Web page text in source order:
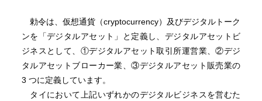
勅令は、仮想通貨（cryptocurrency）及びデジタルトーク
ンを「デジタルアセット」と定義し、デジタルアセットビ
ジネスとして、①デジタルアセット取引所運営業、②デジ
タルアセットブローカー業、③デジタルアセット販売業の
3 つに定義しています。
タイにおいて上記いずれかのデジタルビジネスを営むた